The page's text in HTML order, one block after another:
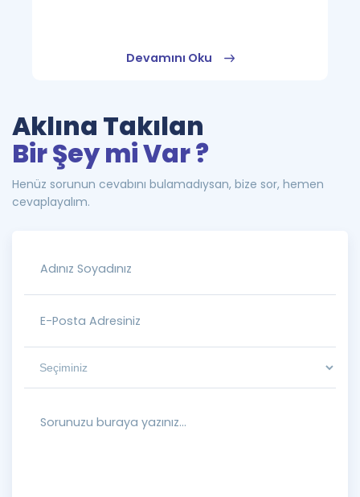
Devamını Oku
Aklına Takılan
Bir Şey mi Var ?
Henüz sorunun cevabını bulamadıysan, bize sor, hemen
cevaplayalım.